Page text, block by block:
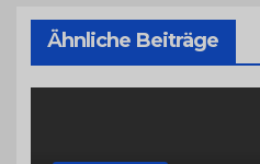
Ähnliche Beiträge